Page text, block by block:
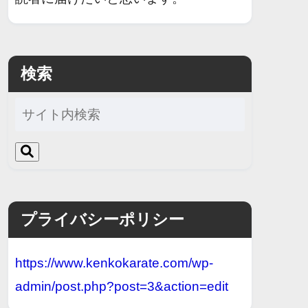
検索
プライバシーポリシー
https://www.kenkokarate.com/wp-
admin/post.php?post=3&action=edit